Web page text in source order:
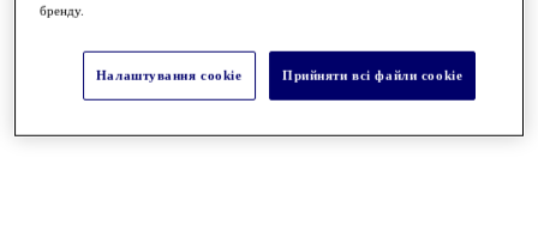
●●●
бренду.
Налаштування cookie Прийняти всі файли сookie